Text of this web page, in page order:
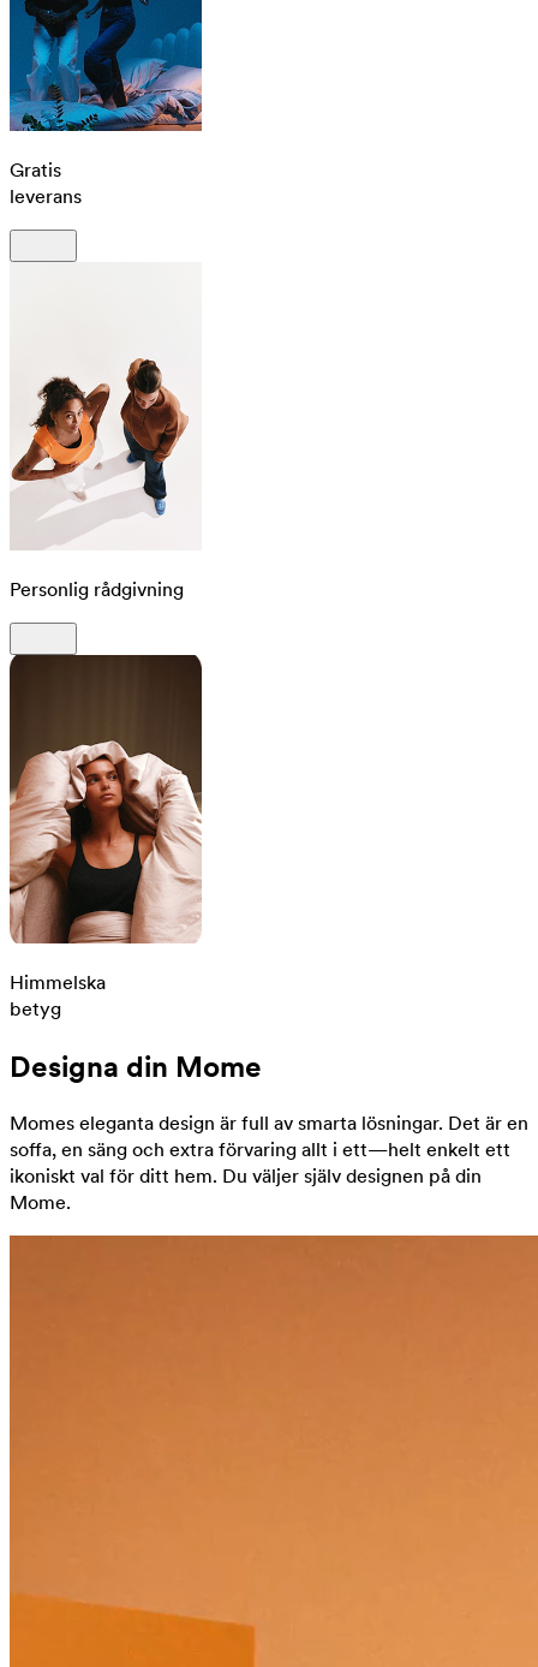
Gratis
leverans
Personlig rådgivning
Himmelska
betyg
Designa din Mome
Momes eleganta design är full av smarta lösningar. Det är en
soffa, en säng och extra förvaring allt i ett—helt enkelt ett
ikoniskt val för ditt hem. Du väljer själv designen på din
Mome.